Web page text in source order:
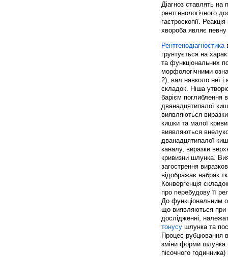
Діагноз ставлять на
рентгенологічного
гастроскопії.
хвороба являє певну
Рентгенодіагностика
грунтується на
та функціональних
морфологічними
2), вал навколо неї і
складок. Ніша
барієм поглиблення
дванадцятипалої
виявляються
кишки та малої
виявляються
дванадцятипалої
каналу, виразки
кривизни шлунка.
загострення
відображає набряк
Конвергенція
про перебудову її
До функціональним
що виявляються при
дослідженні,
тонусу шлунка та
Процес рубцювання
зміни форми шлунка
пісочного